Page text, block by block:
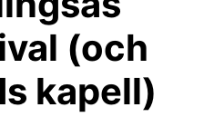
(och
kapell)